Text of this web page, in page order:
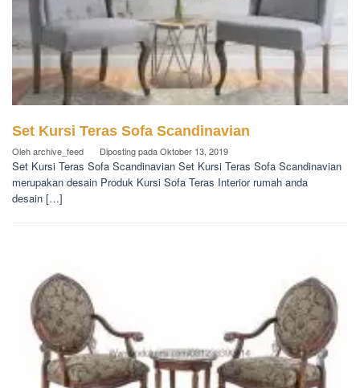
Set Kursi Teras Sofa Scandinavian
Oleharchive_feed Diposting padaOktober 13, 2019
Set Kursi Teras Sofa Scandinavian Set Kursi Teras Sofa Scandinavian
merupakan desain Produk Kursi Sofa Teras Interior rumah anda
desain […]